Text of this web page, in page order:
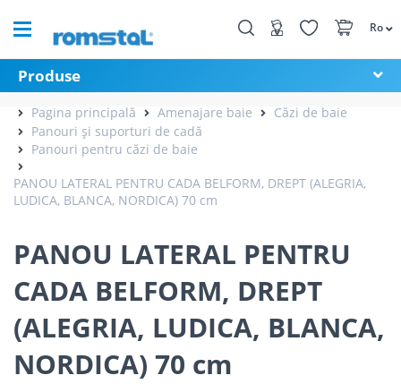
Ro
Produse
Pagina principală Amenajare baie
Căzi de baie
Panouri și suporturi de cadă
Panouri pentru căzi de baie
PANOU LATERAL PENTRU CADA BELFORM, DREPT (ALEGRIA,
LUDICA, BLANCA, NORDICA) 70 cm
PANOU LATERAL PENTRU
CADA BELFORM, DREPT
(ALEGRIA, LUDICA, BLANCA,
NORDICA) 70 cm